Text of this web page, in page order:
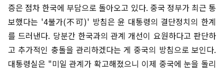
증은 점차 한국에 부담으로 돌아오고 있다. 중국 정부가 최근 통
보했다는 '4불가(不可)' 방침은 윤 대통령의 결단정치의 한계
를 드러낸다. 당분간 한국과의 관계 개선이 요원하다고 판단하
고 추가적인 충돌을 관리하겠다는 게 중국의 방침으로 보인다.
대통령실은 "미일 관계가 확고해졌으니 이제 중국에 눈을 돌리